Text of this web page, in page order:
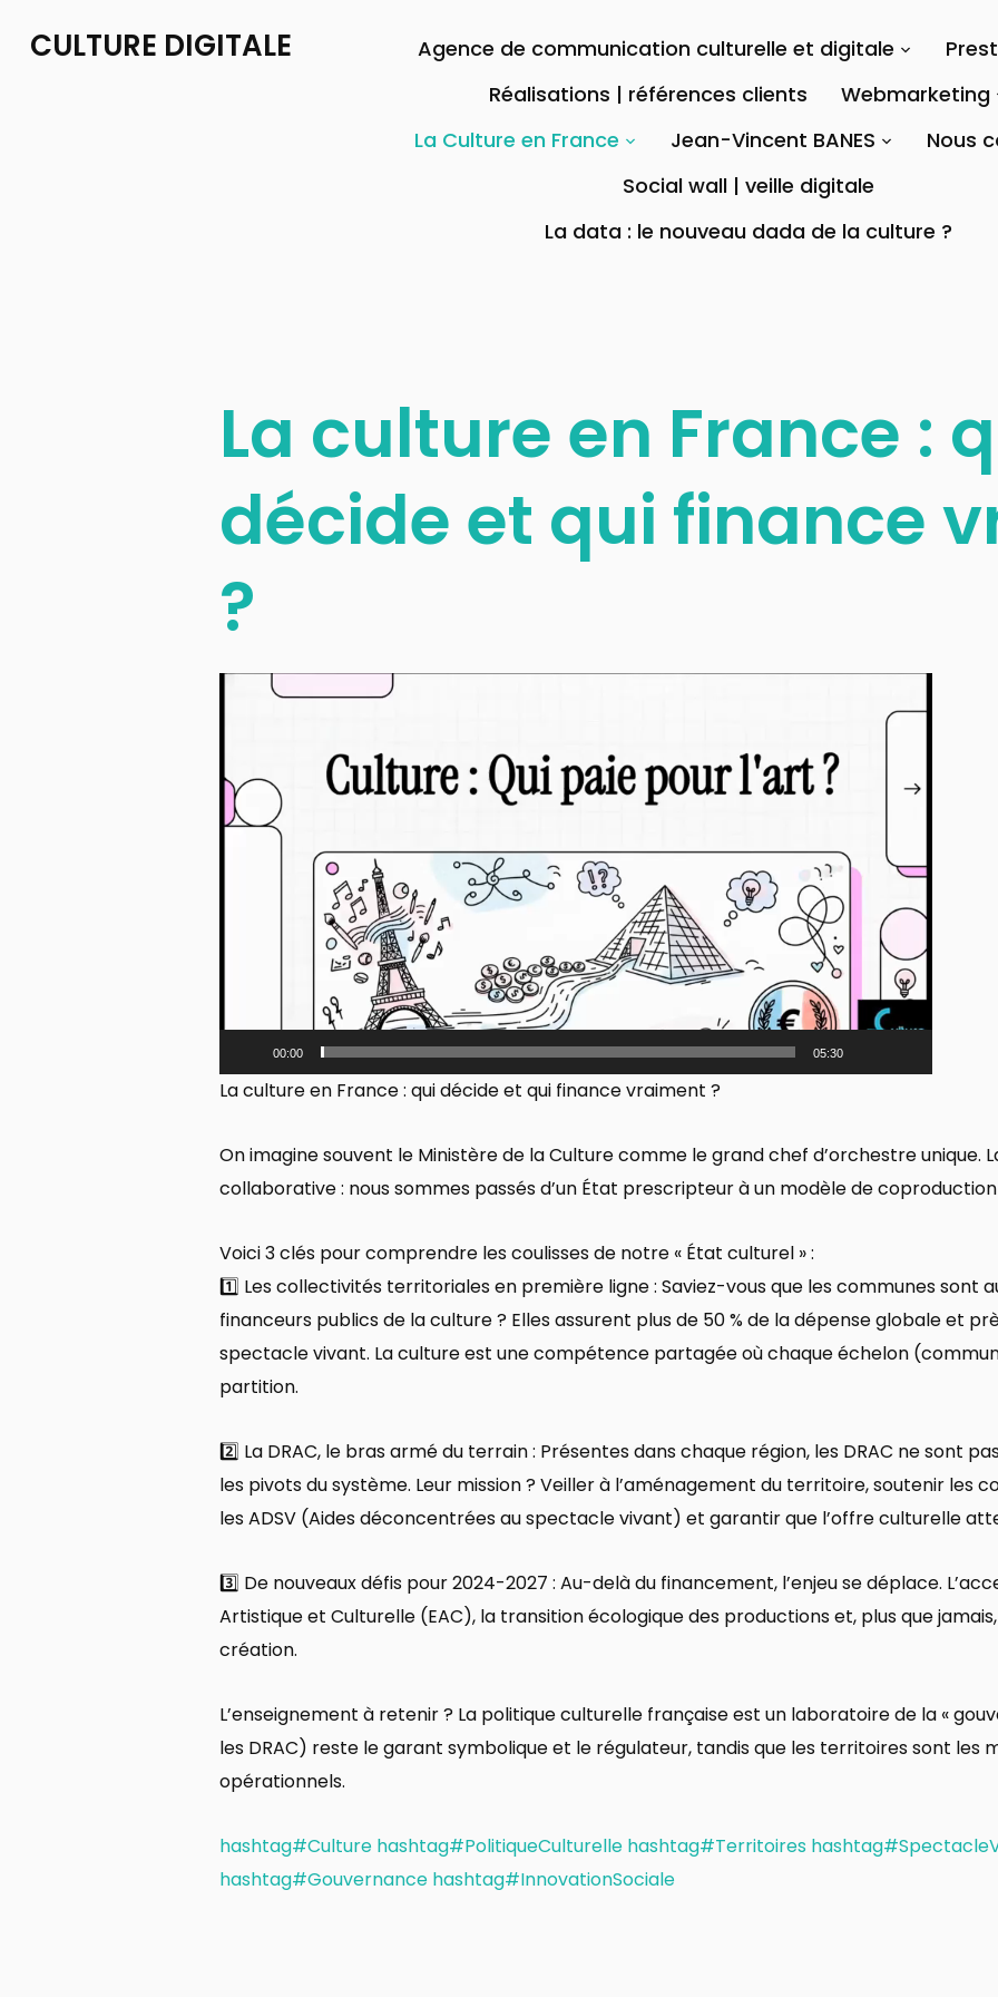
CULTURE DIGITALE Agence de communication culturelle et digitale
Réalisations | références clients
Webmarketing
La Culture en France
Jean-Vincent BANES
Nous
Social wall | veille digitale
La data : le nouveau dada de la culture ?
La culture en France :
décide et qui finance
?
Lecteur
00:00 05:30
La culture en France : qui décide et qui finance vraiment ?
On imagine souvent le Ministère de la Culture comme le grand chef d’orchestre unique.
collaborative : nous sommes passés d’un État prescripteur à un modèle de
Voici 3 clés pour comprendre les coulisses de notre « État culturel » :
1️⃣ Les collectivités territoriales en première ligne : Saviez-vous que les communes sont
financeurs publics de la culture ? Elles assurent plus de 50 % de la dépense globale et
spectacle vivant. La culture est une compétence partagée où chaque échelon
partition.
2️⃣ La DRAC, le bras armé du terrain : Présentes dans chaque région, les DRAC ne sont
les pivots du système. Leur mission ? Veiller à l’aménagement du territoire, soutenir les
les ADSV (Aides déconcentrées au spectacle vivant) et garantir que l’offre culturelle
3️⃣ De nouveaux défis pour 2024-2027 : Au-delà du financement, l’enjeu se déplace.
Artistique et Culturelle (EAC), la transition écologique des productions et, plus que
création.
L’enseignement à retenir ? La politique culturelle française est un laboratoire de la «
les DRAC) reste le garant symbolique et le régulateur, tandis que les territoires sont les
opérationnels.
hashtag#Culture hashtag#PolitiqueCulturelle hashtag#Territoires
hashtag#Gouvernance hashtag#InnovationSociale